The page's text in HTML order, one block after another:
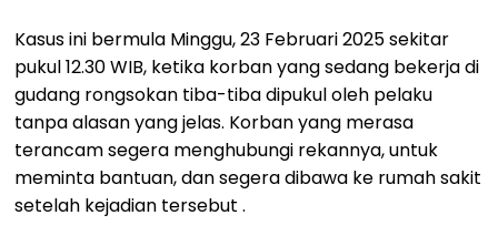
Kasus ini bermula Minggu, 23 Februari 2025 sekitar
pukul 12.30 WIB, ketika korban yang sedang bekerja di
gudang rongsokan tiba-tiba dipukul oleh pelaku
tanpa alasan yang jelas. Korban yang merasa
terancam segera menghubungi rekannya, untuk
meminta bantuan, dan segera dibawa ke rumah sakit
setelah kejadian tersebut .